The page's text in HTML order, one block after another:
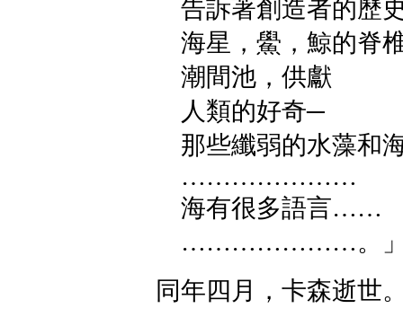
告訴著創造者的歷
海星，鱟，鯨的脊
潮間池，供獻
人類的好奇─
那些纖弱的水藻和海
…………………
海有很多語言……
…………………。
同年四月，卡森逝世